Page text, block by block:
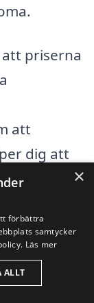
priserna
att
dig att
få en
Detta
alternativ
krav
×
förbättra
samtycker
Läs mer
ALLT